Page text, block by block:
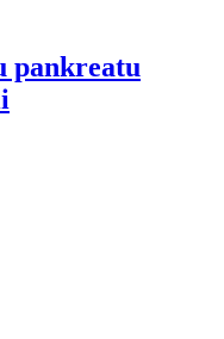
pankreatu